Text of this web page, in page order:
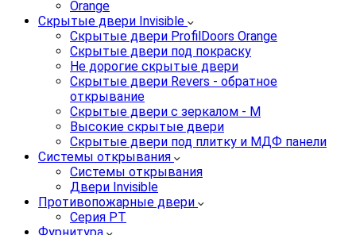
Orange
Скрытые двери Invisible
Скрытые двери ProfilDoors Orange
Скрытые двери под покраску
Не дорогие скрытые двери
Скрытые двери Revers - обратное
открывание
Скрытые двери с зеркалом - M
Высокие скрытые двери
Скрытые двери под плитку и МДФ панели
Системы открывания
Системы открывания
Двери Invisible
Противопожарные двери
Серия PT
Фурнитура